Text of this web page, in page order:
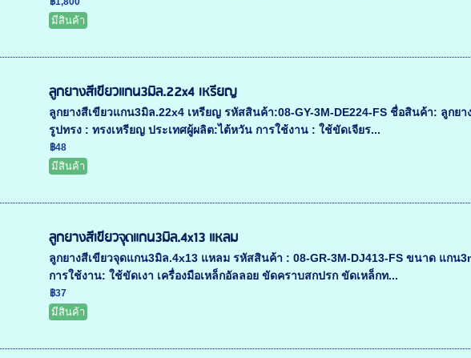
มีสินค้า
ลูกยางสีเขียวแกน3มิล.22x4 เหรียญ
ลูกยางสีเขียวแกน3มิล.22x4 เหรียญ รหัสสินค้า:08-GY-3M-DE224-FS ชื่อสินค้า: ลูกย
รูปทรง : ทรงเหรียญ ประเทศผู้ผลิต:ไต้หวัน การใช้งาน : ใช้ขัดเจียร...
฿48
มีสินค้า
ลูกยางสีเขียวจุดแกน3มิล.4x13 แหลม
ลูกยางสีเขียวจุดแกน3มิล.4x13 แหลม รหัสสินค้า : 08-GR-3M-DJ413-FS ขนาด แกน
การใช้งาน: ใช้ขัดเงา เครื่องมือเหล็กอัลลอย ขัดคราบสกปรก ขัดเหล็กท...
฿37
มีสินค้า